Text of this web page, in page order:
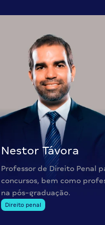
Nestor Távora
Professor de Direito Penal
concursos, bem como
na pós-graduação.
Direito penal